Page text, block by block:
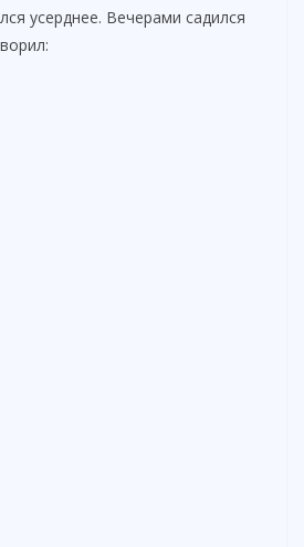
усерднее. Вечерами садился